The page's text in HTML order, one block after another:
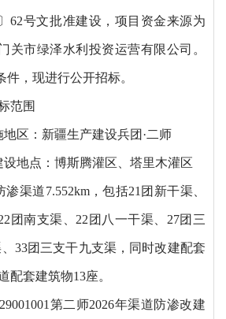
62号文批准建设，项目资金来源为
关市绿泽水利投资运营有限公司。
，现进行公开招标。
范围
区：新疆生产建设兵团·二师
设地点：博斯腾灌区、塔里木灌区
渗渠道7.552km，包括21团新干渠、
团南支渠、22团八一干渠、27团三
33团三支干九支渠，同时改建配套
配套建筑物13座。
第二师2026年渠道防渗改建